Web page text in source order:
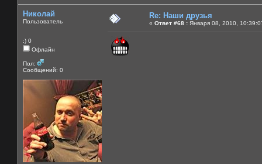
Николай
Пользователь
:) 0
Офлайн
Пол:
Сообщений: 0
Re: Наши друзья
« Ответ #68 : Января 08, 2010,